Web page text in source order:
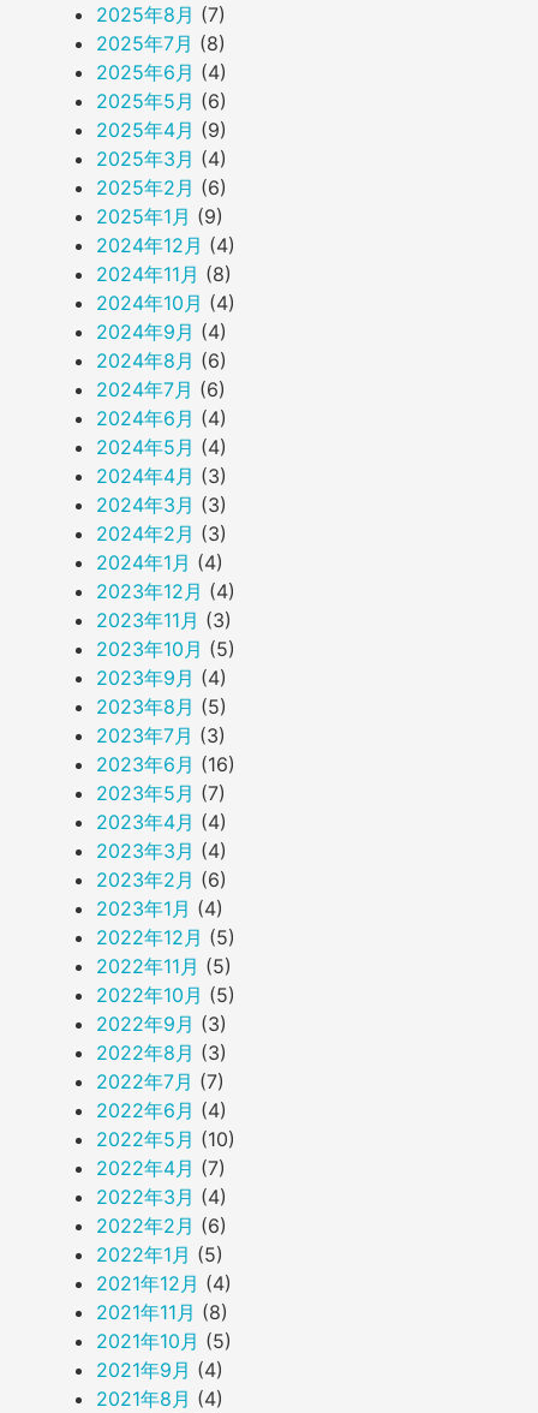
2025年8月 (7)
2025年7月 (8)
2025年6月 (4)
2025年5月 (6)
2025年4月 (9)
2025年3月 (4)
2025年2月 (6)
2025年1月 (9)
2024年12月 (4)
2024年11月 (8)
2024年10月 (4)
2024年9月 (4)
2024年8月 (6)
2024年7月 (6)
2024年6月 (4)
2024年5月 (4)
2024年4月 (3)
2024年3月 (3)
2024年2月 (3)
2024年1月 (4)
2023年12月 (4)
2023年11月 (3)
2023年10月 (5)
2023年9月 (4)
2023年8月 (5)
2023年7月 (3)
2023年6月 (16)
2023年5月 (7)
2023年4月 (4)
2023年3月 (4)
2023年2月 (6)
2023年1月 (4)
2022年12月 (5)
2022年11月 (5)
2022年10月 (5)
2022年9月 (3)
2022年8月 (3)
2022年7月 (7)
2022年6月 (4)
2022年5月 (10)
2022年4月 (7)
2022年3月 (4)
2022年2月 (6)
2022年1月 (5)
2021年12月 (4)
2021年11月 (8)
2021年10月 (5)
2021年9月 (4)
2021年8月 (4)